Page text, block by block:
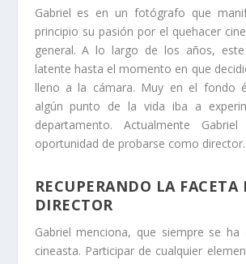
Gabriel es en un fotógrafo que
principio su pasión por el quehacer
general. A lo largo de los años,
latente hasta el momento en que
lleno a la cámara. Muy en el fondo
algún punto de la vida iba a
departamento. Actualmente
oportunidad de probarse como director.
RECUPERANDO LA FACETA
DIRECTOR
Gabriel menciona, que siempre se ha
cineasta. Participar de cualquier